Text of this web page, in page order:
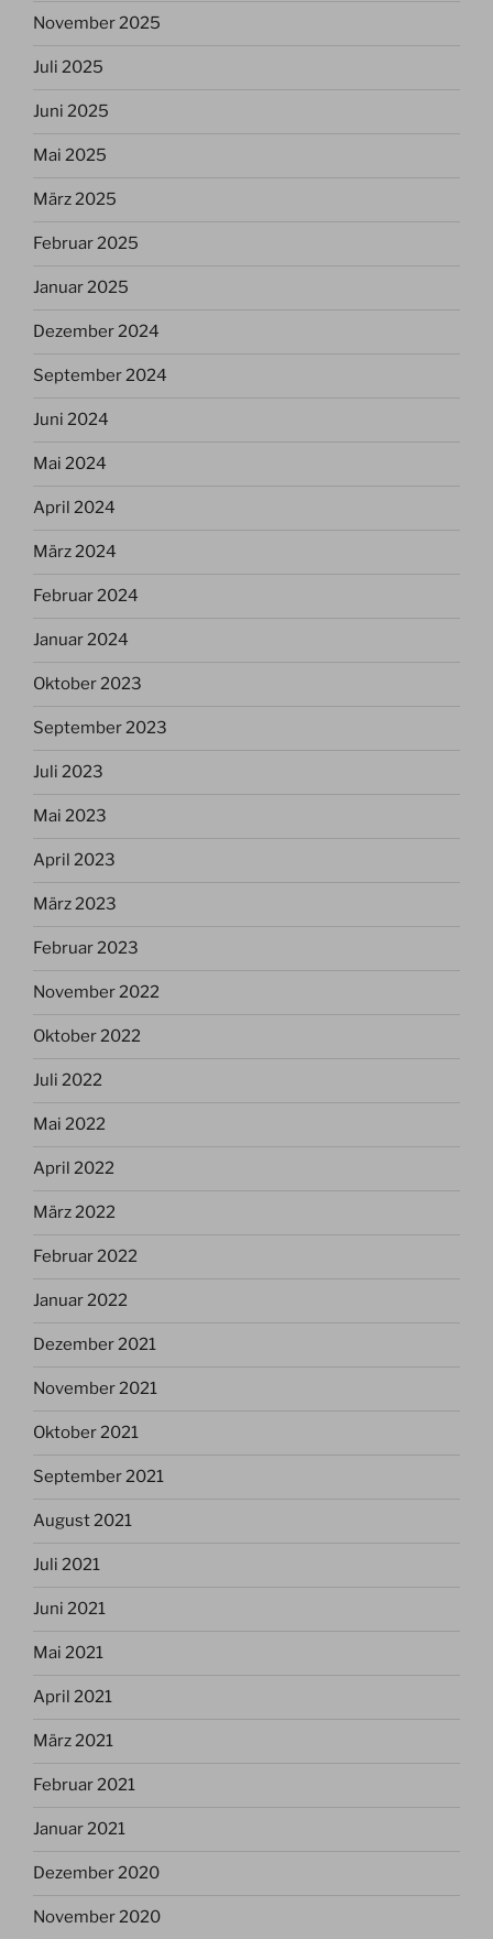
November 2025
Juli 2025
Juni 2025
Mai 2025
März 2025
Februar 2025
Januar 2025
Dezember 2024
September 2024
Juni 2024
Mai 2024
April 2024
März 2024
Februar 2024
Januar 2024
Oktober 2023
September 2023
Juli 2023
Mai 2023
April 2023
März 2023
Februar 2023
November 2022
Oktober 2022
Juli 2022
Mai 2022
April 2022
März 2022
Februar 2022
Januar 2022
Dezember 2021
November 2021
Oktober 2021
September 2021
August 2021
Juli 2021
Juni 2021
Mai 2021
April 2021
März 2021
Februar 2021
Januar 2021
Dezember 2020
November 2020